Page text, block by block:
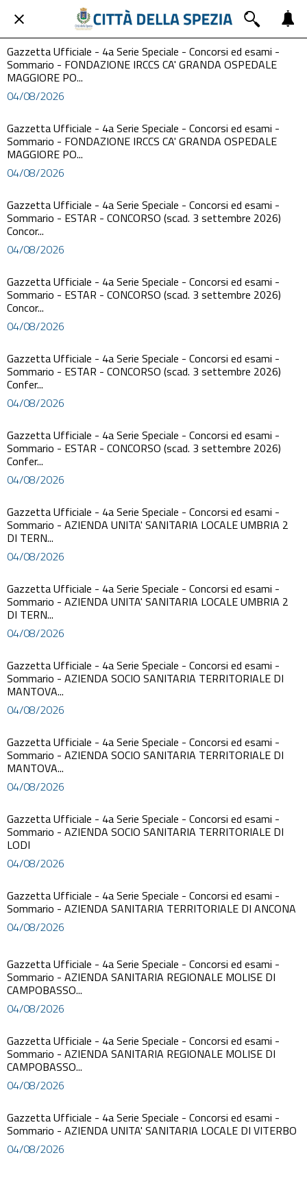
Gazzetta Ufficiale - 4a Serie Speciale - Concorsi ed esami -
Sommario - FONDAZIONE IRCCS CA' GRANDA OSPEDALE
MAGGIORE PO...
04/08/2026
Gazzetta Ufficiale - 4a Serie Speciale - Concorsi ed esami -
Sommario - FONDAZIONE IRCCS CA' GRANDA OSPEDALE
MAGGIORE PO...
04/08/2026
Gazzetta Ufficiale - 4a Serie Speciale - Concorsi ed esami -
Sommario - ESTAR - CONCORSO (scad. 3 settembre 2026)
Concor...
04/08/2026
Gazzetta Ufficiale - 4a Serie Speciale - Concorsi ed esami -
Sommario - ESTAR - CONCORSO (scad. 3 settembre 2026)
Concor...
04/08/2026
Gazzetta Ufficiale - 4a Serie Speciale - Concorsi ed esami -
Sommario - ESTAR - CONCORSO (scad. 3 settembre 2026)
Confer...
04/08/2026
Gazzetta Ufficiale - 4a Serie Speciale - Concorsi ed esami -
Sommario - ESTAR - CONCORSO (scad. 3 settembre 2026)
Confer...
04/08/2026
Gazzetta Ufficiale - 4a Serie Speciale - Concorsi ed esami -
Sommario - AZIENDA UNITA' SANITARIA LOCALE UMBRIA 2
DI TERN...
04/08/2026
Gazzetta Ufficiale - 4a Serie Speciale - Concorsi ed esami -
Sommario - AZIENDA UNITA' SANITARIA LOCALE UMBRIA 2
DI TERN...
04/08/2026
Gazzetta Ufficiale - 4a Serie Speciale - Concorsi ed esami -
Sommario - AZIENDA SOCIO SANITARIA TERRITORIALE DI
MANTOVA...
04/08/2026
Gazzetta Ufficiale - 4a Serie Speciale - Concorsi ed esami -
Sommario - AZIENDA SOCIO SANITARIA TERRITORIALE DI
MANTOVA...
04/08/2026
Gazzetta Ufficiale - 4a Serie Speciale - Concorsi ed esami -
Sommario - AZIENDA SOCIO SANITARIA TERRITORIALE DI
LODI
04/08/2026
Gazzetta Ufficiale - 4a Serie Speciale - Concorsi ed esami -
Sommario - AZIENDA SANITARIA TERRITORIALE DI ANCONA
04/08/2026
Gazzetta Ufficiale - 4a Serie Speciale - Concorsi ed esami -
Sommario - AZIENDA SANITARIA REGIONALE MOLISE DI
CAMPOBASSO...
04/08/2026
Gazzetta Ufficiale - 4a Serie Speciale - Concorsi ed esami -
Sommario - AZIENDA SANITARIA REGIONALE MOLISE DI
CAMPOBASSO...
04/08/2026
Gazzetta Ufficiale - 4a Serie Speciale - Concorsi ed esami -
Sommario - AZIENDA UNITA' SANITARIA LOCALE DI VITERBO
04/08/2026